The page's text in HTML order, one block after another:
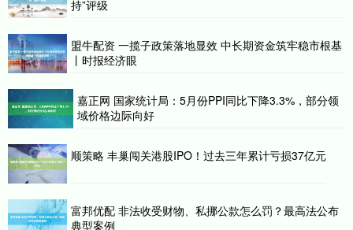
持”评级
盟牛配资 一揽子政策落地显效 中长期资金筑牢稳市根基
丨时报经济眼
嘉正网 国家统计局：5月份PPI同比下降3.3%，部分领
域价格边际向好
顺策略 丰巢闯关港股IPO！过去三年累计亏损37亿元
富邦优配 非法收受财物、私挪公款怎么罚？最高法公布
典型案例